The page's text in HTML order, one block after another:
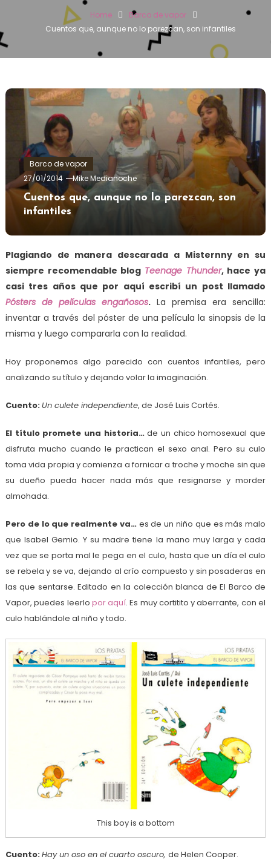
Home
Barco de vapor
Cuentos que, aunque no lo parezcan, son infantiles
Barco de vapor
27/01/2014
Mike Medianoche
Cuentos que, aunque no lo parezcan, son
infantiles
Plagiando de manera descarada a Misternny en su
siempre recomendable blog Teenage Thunder, hace ya
casi tres años que por aquí escribí un post llamado
Pósters de películas engañosos. La premisa era sencilla:
inventar a través del póster de una película la sinopsis de la
misma y luego compararla con la realidad.
Hoy proponemos algo parecido con cuentos infantiles, pero
analizando su título y dejando volar la imaginación.
Cuento:Un culete independiente, de José Luis Cortés.
El título promete una historia…de un chico homosexual que
disfruta mucho cuando le practican el sexo anal. Pero su culo
toma vida propia y comienza a fornicar a troche y moche sin que
su dueño pueda hacer nada más que resignarse y morder
almohada.
Pero de lo que realmente va…es de un niño que es más malo
que Isabel Gemio. Y su madre tiene la mano muy larga y cada
vez que se porta mal le pega en el culo, hasta que un día el culo
se rebela y se va, dejando al crío compuesto y sin posaderas en
las que sentarse. Editado en la colección blanca de El Barco de
Vapor, puedes leerlo por aquí. Es muy cortitito y aberrante, con el
culo hablándole al niño y todo.
This boy is a bottom
Cuento:Hay un oso en el cuarto oscuro, de Helen Cooper.